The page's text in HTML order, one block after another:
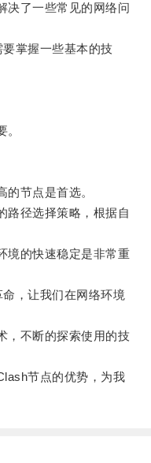
了一些常见的网络问
掌握一些基本的技
节点是首选。
径选择策略，根据自
的快速稳定是非常重
，让我们在网络环境
不断的探索使用的技
节点的优势，为我